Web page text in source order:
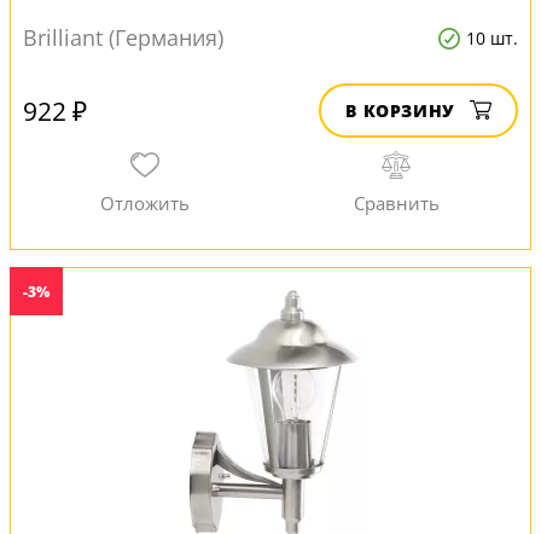
Brilliant (Германия) 10 шт.
922 ₽ В КОРЗИНУ
-3%